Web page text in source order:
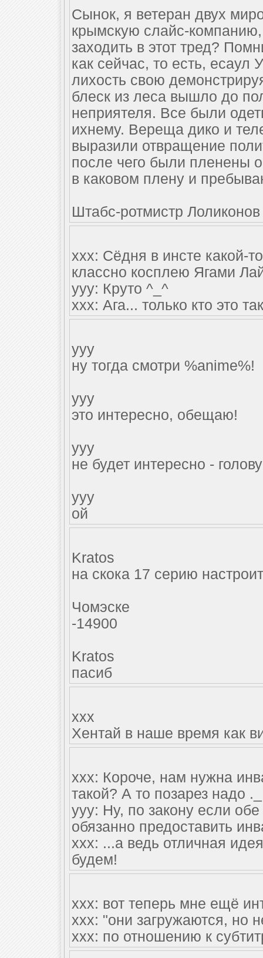
Сынок, я ветеран двух
крымскую слайс-
заходить в этот тред?
как сейчас, то есть, есаул
лихость свою
блеск из леса вышло до
неприятеля. Все были
ихнему. Вереща дико и
выразили отвращение
после чего были пленены
в каковом плену и
Штабс-ротмистр Лоликонов
xxx: Сёдня в инсте какой-
классно косплею Ягами
yyy: Круто ^_^
xxx: Ага... только кто это
yyy
ну тогда смотри %anime%!
yyy
это интересно, обещаю!
yyy
не будет интересно -
yyy
ой
Kratos
на скока 17 серию
Чомэске
-14900
Kratos
пасиб
xxx
Хентай в наше время как
xxx: Короче, нам нужна
такой? А то позарез надо
yyy: Ну, по закону если
обязанно предоставить
xxx: ...а ведь отличная
будем!
xxx: вот теперь мне ещё
xxx: "они загружаются, но
xxx: по отношению к